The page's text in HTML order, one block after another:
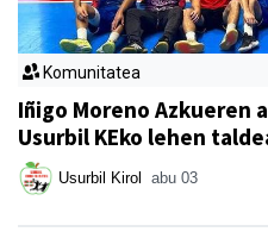
Komunitatea
Iñigo Moreno Azkueren
Usurbil KEko lehen
Usurbil Kirol abu 03